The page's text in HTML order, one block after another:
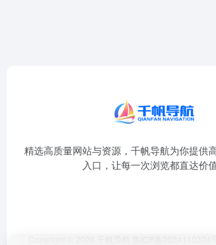
精选高质量网站与资源，千帆导航为你提供
入口，让每一次浏览都直达价值